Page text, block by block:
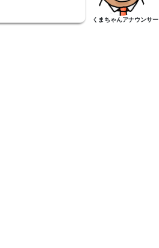
くまちゃんアナウンサー